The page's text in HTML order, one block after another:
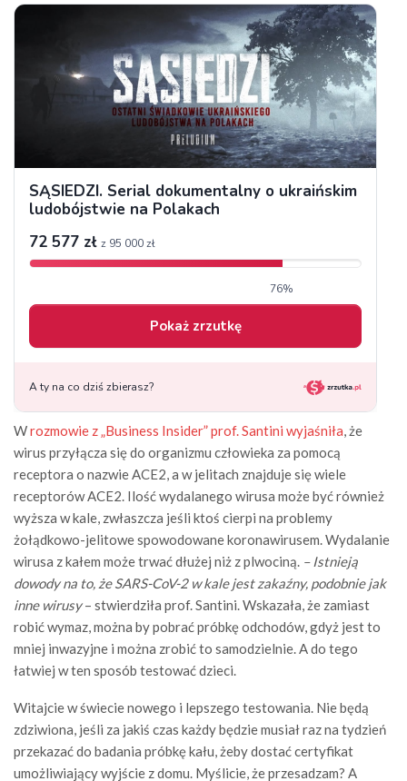
Wrozmowie z „Business Insider” prof. Santini wyjaśniła, że
wirus przyłącza się do organizmu człowieka za pomocą
receptora o nazwie ACE2, a w jelitach znajduje się wiele
receptorów ACE2. Ilość wydalanego wirusa może być również
wyższa w kale, zwłaszcza jeśli ktoś cierpi na problemy
żołądkowo-jelitowe spowodowane koronawirusem. Wydalanie
wirusa z kałem może trwać dłużej niż z plwociną. – Istnieją
dowody na to, że SARS-CoV-2 w kale jest zakaźny, podobnie jak
inne wirusy– stwierdziła prof. Santini. Wskazała, że zamiast
robić wymaz, można by pobrać próbkę odchodów, gdyż jest to
mniej inwazyjne i można zrobić to samodzielnie. A do tego
łatwiej w ten sposób testować dzieci.
Witajcie w świecie nowego i lepszego testowania. Nie będą
zdziwiona, jeśli za jakiś czas każdy będzie musiał raz na tydzień
przekazać do badania próbkę kału, żeby dostać certyfikat
umożliwiający wyjście z domu. Myślicie, że przesadzam? A